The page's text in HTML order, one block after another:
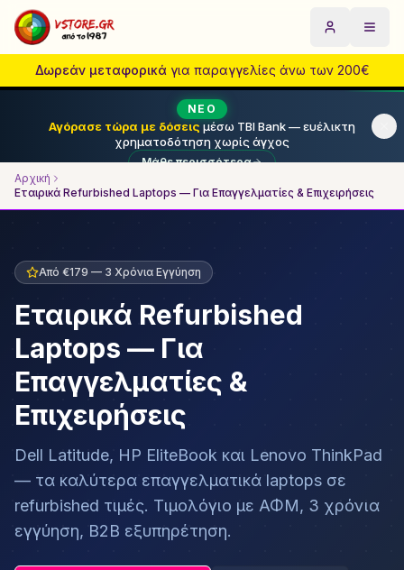
Εταιρικό Laptop Refurbished — B2B Τιμές | VStore.gr
Privacy Policy | Πολιτική Απορρήτου
Αρχική
Μετάβαση στο κύριο περιεχόμενο
Δωρεάν μεταφορικά για παραγγελίες άνω των 200€
ΝΈΟ
Αγόρασε τώρα με δόσεις μέσω TBI Bank — ευέλικτη
χρηματοδότηση χωρίς άγχος
Μάθε περισσότερα
Αρχική
Εταιρικά Refurbished Laptops — Για Επαγγελματίες & Επιχειρήσεις
Από €179 — 3 Χρόνια Εγγύηση
Εταιρικά Refurbished
Laptops — Για
Επαγγελματίες &
Επιχειρήσεις
Dell Latitude, HP EliteBook και Lenovo ThinkPad
— τα καλύτερα επαγγελματικά laptops σε
refurbished τιμές. Τιμολόγιο με ΑΦΜ, 3 χρόνια
εγγύηση, B2B εξυπηρέτηση.